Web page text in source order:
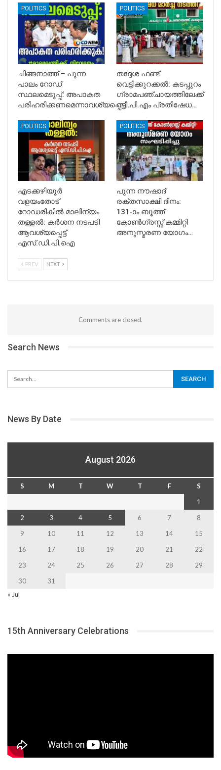
POLITICS
ചിങ്ങനാത്ത് – പുന്ന
പാലം റോഡ്
സ്ഥലമെടുപ്പ്: അപാകത
പരിഹരിക്കണമെന്നാവശ്യപ്പെട്ട്…
POLITICS
തദ്ദേശ ഫണ്ട്
വെട്ടിക്കുറക്കൽ: കടപ്പുറം
ഗ്രാമപഞ്ചായത്തിലേക്ക്
സി.പി.എം പ്രതിഷേധ…
POLITICS
എടക്കഴിയൂർ
വളയംതോട്
റോഡരികിൽ മാലിന്യം
തള്ളൽ: കർശന നടപടി
ആവശ്യപ്പെട്ട്
എസ്.ഡി.പി.ഐ
POLITICS
പുന്ന നൗഷാദ്
രക്തസാക്ഷി ദിനം:
131-ാം ബൂത്ത്
കോൺഗ്രസ്സ് കമ്മിറ്റി
അനുസ്മരണ യോഗം…
PREV NEXT
Comments are closed.
Search News
News By Date
August 2026
S M T W T F
S
1
2
3 4 5 6 7
8
9
10 11 12 13 14
15
16
17 18 19 20 21
22
23
24 25 26 27 28
29
30
31
« Jul
15th Anniversary Celebrations